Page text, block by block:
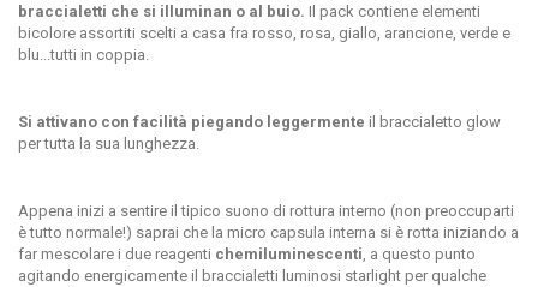
braccialetti che si illuminan o al buio. Il pack contiene elementi
bicolore assortiti scelti a casa fra rosso, rosa, giallo, arancione, verde e
blu...tutti in coppia.
Si attivano con facilità piegando leggermente il braccialetto glow
per tutta la sua lunghezza.
Appena inizi a sentire il tipico suono di rottura interno (non preoccuparti
è tutto normale!) saprai che la micro capsula interna si è rotta iniziando a
far mescolare i due reagenti chemiluminescenti, a questo punto
agitando energicamente il braccialetti luminosi starlight per qualche